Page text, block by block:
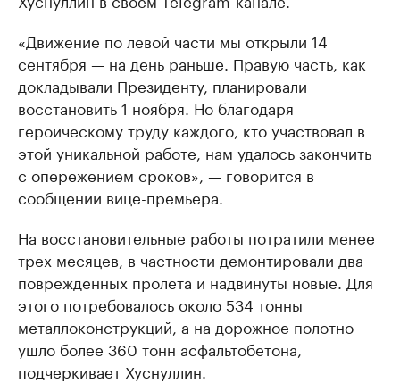
«Движение по левой части мы открыли 14
сентября — на день раньше. Правую часть, как
докладывали Президенту, планировали
восстановить 1 ноября. Но благодаря
героическому труду каждого, кто участвовал в
этой уникальной работе, нам удалось закончить
с опережением сроков», — говорится в
сообщении вице-премьера.
На восстановительные работы потратили менее
трех месяцев, в частности демонтировали два
поврежденных пролета и надвинуты новые. Для
этого потребовалось около 534 тонны
металлоконструкций, а на дорожное полотно
ушло более 360 тонн асфальтобетона,
подчеркивает Хуснуллин.